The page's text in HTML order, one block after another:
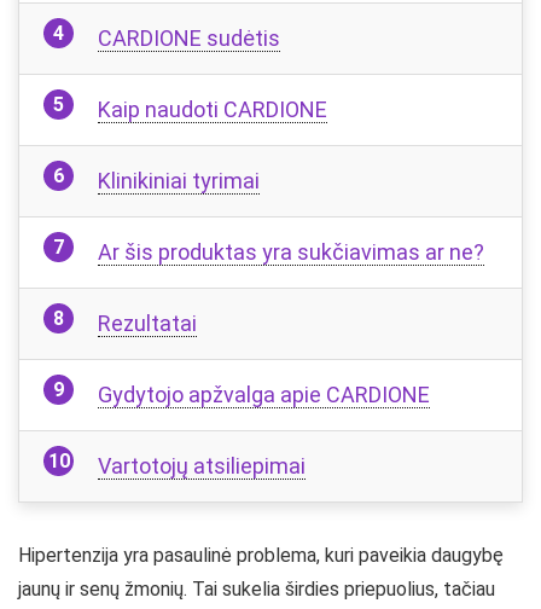
CARDIONE sudėtis
Kaip naudoti CARDIONE
Klinikiniai tyrimai
Ar šis produktas yra sukčiavimas ar ne?
Rezultatai
Gydytojo apžvalga apie CARDIONE
Vartotojų atsiliepimai
Hipertenzija yra pasaulinė problema, kuri paveikia daugybę
jaunų ir senų žmonių. Tai sukelia širdies priepuolius, tačiau